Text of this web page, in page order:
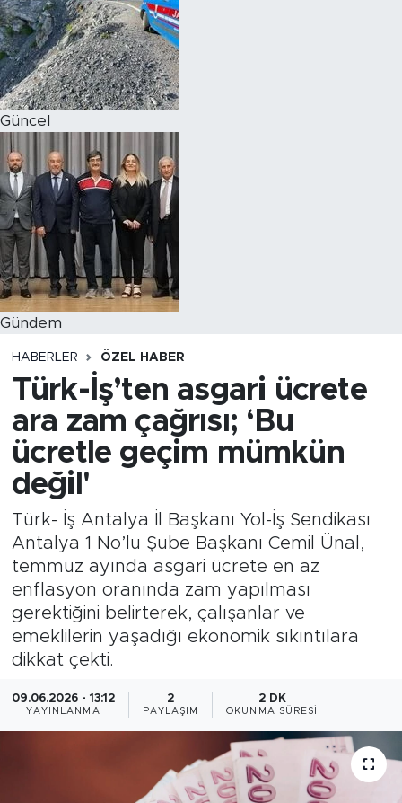
Güncel
Gündem
HABERLER ÖZEL HABER
Türk-İş’ten asgari ücrete
ara zam çağrısı; ‘Bu
ücretle geçim mümkün
değil'
Türk- İş Antalya İl Başkanı Yol-İş Sendikası
Antalya 1 No’lu Şube Başkanı Cemil Ünal,
temmuz ayında asgari ücrete en az
enflasyon oranında zam yapılması
gerektiğini belirterek, çalışanlar ve
emeklilerin yaşadığı ekonomik sıkıntılara
dikkat çekti.
09.06.2026 - 13:12
YAYINLANMA
2
PAYLAŞIM
2 DK
OKUNMA SÜRESI
Magazin
Özel Haber
Politika
Resmi İlanlar
Sağlık
Spor
Turizm